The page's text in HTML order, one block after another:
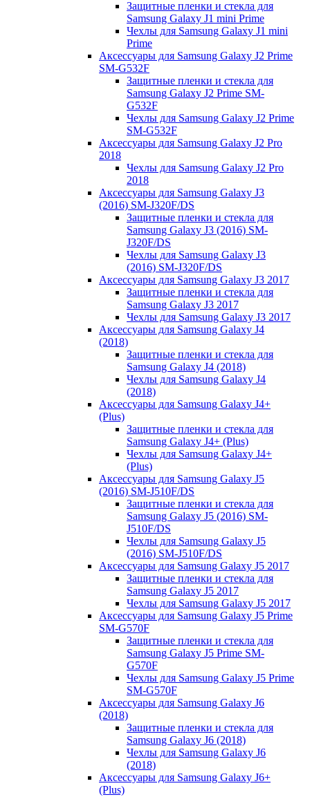
Защитные пленки и стекла для
Samsung Galaxy J1 mini Prime
Чехлы для Samsung Galaxy J1 mini
Prime
Аксессуары для Samsung Galaxy J2 Prime
SM-G532F
Защитные пленки и стекла для
Samsung Galaxy J2 Prime SM-
G532F
Чехлы для Samsung Galaxy J2 Prime
SM-G532F
Аксессуары для Samsung Galaxy J2 Pro
2018
Чехлы для Samsung Galaxy J2 Pro
2018
Аксессуары для Samsung Galaxy J3
(2016) SM-J320F/DS
Защитные пленки и стекла для
Samsung Galaxy J3 (2016) SM-
J320F/DS
Чехлы для Samsung Galaxy J3
(2016) SM-J320F/DS
Аксессуары для Samsung Galaxy J3 2017
Защитные пленки и стекла для
Samsung Galaxy J3 2017
Чехлы для Samsung Galaxy J3 2017
Аксессуары для Samsung Galaxy J4
(2018)
Защитные пленки и стекла для
Samsung Galaxy J4 (2018)
Чехлы для Samsung Galaxy J4
(2018)
Аксессуары для Samsung Galaxy J4+
(Plus)
Защитные пленки и стекла для
Samsung Galaxy J4+ (Plus)
Чехлы для Samsung Galaxy J4+
(Plus)
Аксессуары для Samsung Galaxy J5
(2016) SM-J510F/DS
Защитные пленки и стекла для
Samsung Galaxy J5 (2016) SM-
J510F/DS
Чехлы для Samsung Galaxy J5
(2016) SM-J510F/DS
Аксессуары для Samsung Galaxy J5 2017
Защитные пленки и стекла для
Samsung Galaxy J5 2017
Чехлы для Samsung Galaxy J5 2017
Аксессуары для Samsung Galaxy J5 Prime
SM-G570F
Защитные пленки и стекла для
Samsung Galaxy J5 Prime SM-
G570F
Чехлы для Samsung Galaxy J5 Prime
SM-G570F
Аксессуары для Samsung Galaxy J6
(2018)
Защитные пленки и стекла для
Samsung Galaxy J6 (2018)
Чехлы для Samsung Galaxy J6
(2018)
Аксессуары для Samsung Galaxy J6+
(Plus)